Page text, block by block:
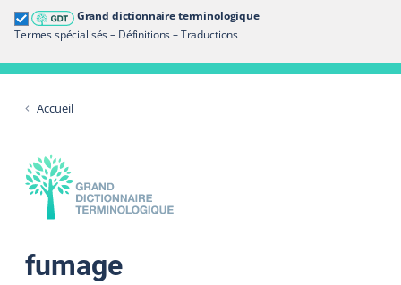
Grand dictionnaire terminologique
Termes spécialisés – Définitions – Traductions
Accueil
fumage